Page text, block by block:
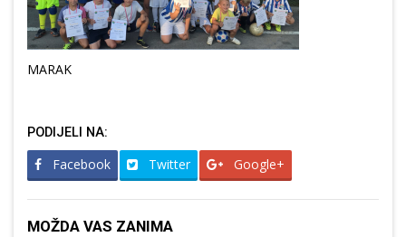
MARAK
PODIJELI NA:
Facebook Twitter Google+
MOŽDA VAS ZANIMA